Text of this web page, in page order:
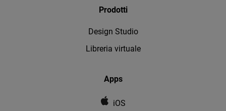
Prodotti
Design Studio
Libreria virtuale
Apps
iOS